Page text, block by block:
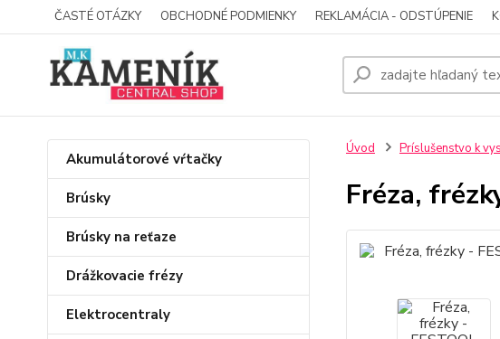
ČASTÉ OTÁZKY OBCHODNÉ PODMIENKY REKLAMÁCIA - ODSTÚPENIE
Akumulátorové vŕtačky
Brúsky
Brúsky na reťaze
Drážkovacie frézy
Elektrocentraly
Úvod Príslušenstvo k
Fréza,